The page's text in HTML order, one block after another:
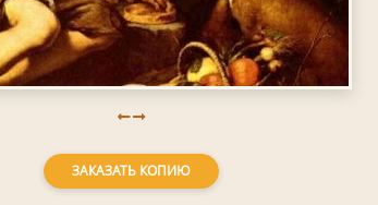
ЗАКАЗАТЬ КОПИЮ